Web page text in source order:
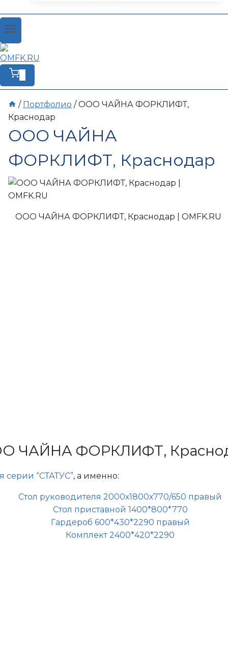
/ Портфолио / ООО ЧАЙНА ФОРКЛИФТ,
Краснодар
ООО ЧАЙНА
ФОРКЛИФТ, Краснодар
ЧАЙНА ФОРКЛИФТ,
серии “СТАТУС”, а именно:
Стол руководителя 2000х1800х770/650 правый
Стол приставной 1400*800*770
Гардероб 600*430*2290 правый
Комплект 2400*420*2290